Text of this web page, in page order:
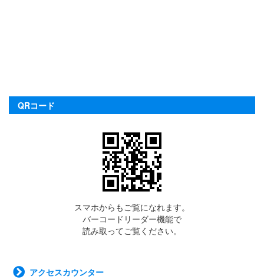
QRコード
スマホからもご覧になれます。
バーコードリーダー機能で
読み取ってご覧ください。
アクセスカウンター